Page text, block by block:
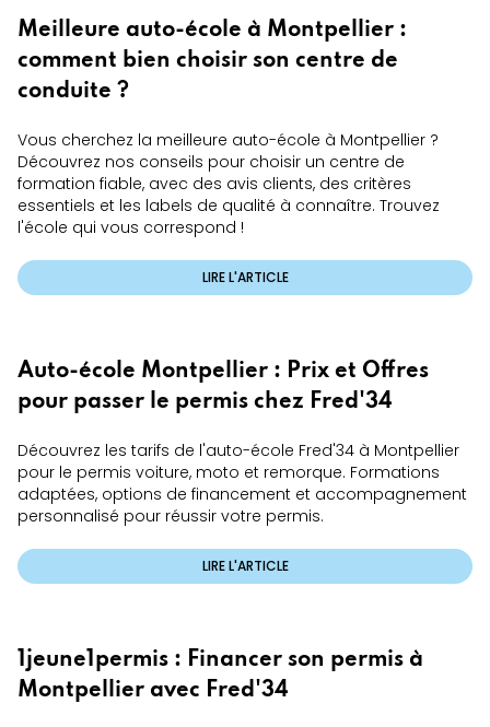
Meilleure auto-école à Montpellier :
comment bien choisir son centre de
conduite ?
Vous cherchez la meilleure auto-école à Montpellier ?
Découvrez nos conseils pour choisir un centre de
formation fiable, avec des avis clients, des critères
essentiels et les labels de qualité à connaître. Trouvez
l'école qui vous correspond !
LIRE L'ARTICLE
Auto-école Montpellier : Prix et Offres
pour passer le permis chez Fred'34
Découvrez les tarifs de l'auto-école Fred'34 à Montpellier
pour le permis voiture, moto et remorque. Formations
adaptées, options de financement et accompagnement
personnalisé pour réussir votre permis.
LIRE L'ARTICLE
1jeune1permis : Financer son permis à
Montpellier avec Fred'34